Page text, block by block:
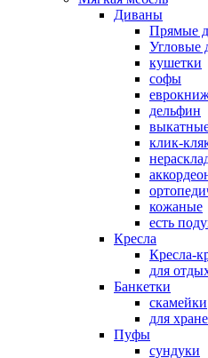
Диваны
Прямые
Угловые
кушетки
софы
дельфин
клик-
кожаные
есть
Кресла
Кресла-
для
Банкетки
скамейки
для
Пуфы
сундуки